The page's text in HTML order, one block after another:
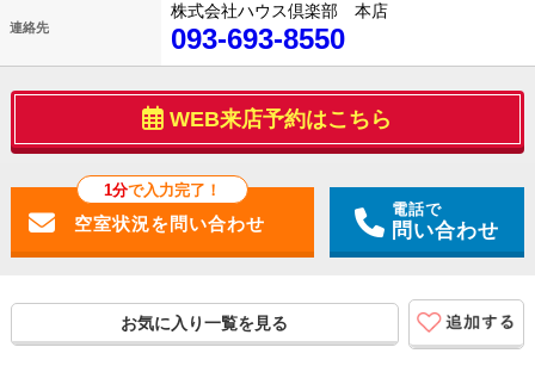
連絡先
株式会社ハウス倶楽部 本店
093-693-8550
WEB来店予約はこちら
1分で入力完了！
電話で
問い合わせ
お気に入り一覧を見る